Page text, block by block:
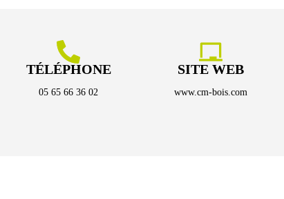
TÉLÉPHONE
05 65 66 36 02
SITE WEB
www.cm-bois.com